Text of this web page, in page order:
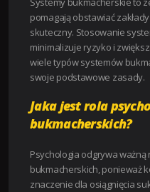
pomagają obstawiać
skuteczny. Stosowanie
minimalizuje ryzyko i
wiele typów systemów
swoje podstawowe zasady.
Jaka jest rola
bukmacherskich?
Psychologia odgrywa ważną
bukmacherskich, ponieważ
znaczenie dla osiągnięcia